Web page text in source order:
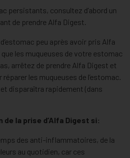
persistants, consultez d’abord un
de prendre Alfa Digest.
peu après avoir pris Alfa
les muqueuses de votre estomac
arrêtez de prendre Alfa Digest et
les muqueuses de l’estomac.
disparaîtra rapidement (dans
la prise d’Alfa Digest si:
des anti-inflammatoires, de la
au quotidien, car ces